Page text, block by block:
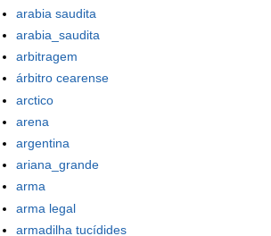
arabia saudita
arabia_saudita
arbitragem
árbitro cearense
arctico
arena
argentina
ariana_grande
arma
arma legal
armadilha tucídides